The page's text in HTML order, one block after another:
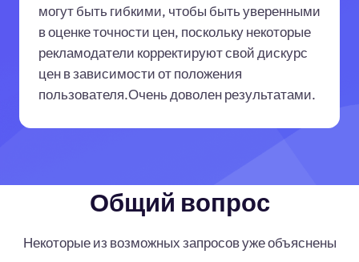
могут быть гибкими, чтобы быть уверенными
в оценке точности цен, поскольку некоторые
рекламодатели корректируют свой дискурс
цен в зависимости от положения
пользователя.Очень доволен результатами.
Общий вопрос
Некоторые из возможных запросов уже объяснены